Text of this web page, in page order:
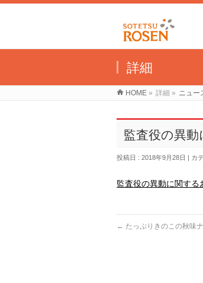
詳細
HOME » 詳細 » ニュー
監査役の異動
投稿日 : 2018年9月28日 カ
監査役の異動に関する
← たっぷりきのこの秋味